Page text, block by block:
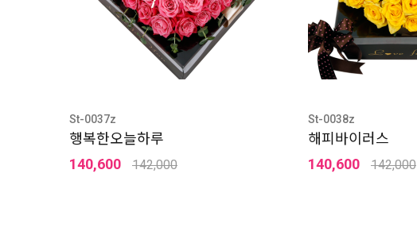
St-0037z
행복한오늘하루
140,600
142,000
St-0038z
해피바이러스
140,600
142,000